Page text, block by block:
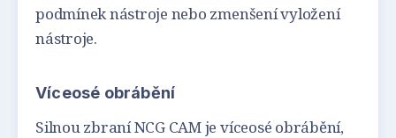
podmínek nástroje nebo zmenšení vyložení
nástroje.
Víceosé obrábění
Silnou zbraní NCG CAM je víceosé obrábění,